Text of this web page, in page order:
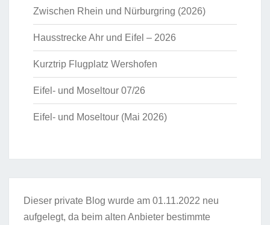
Zwischen Rhein und Nürburgring (2026)
Hausstrecke Ahr und Eifel – 2026
Kurztrip Flugplatz Wershofen
Eifel- und Moseltour 07/26
Eifel- und Moseltour (Mai 2026)
Dieser private Blog wurde am 01.11.2022 neu
aufgelegt, da beim alten Anbieter bestimmte